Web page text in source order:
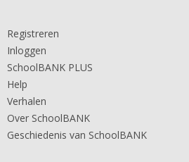
Registreren
Inloggen
SchoolBANK PLUS
Help
Verhalen
Over SchoolBANK
Geschiedenis van SchoolBANK